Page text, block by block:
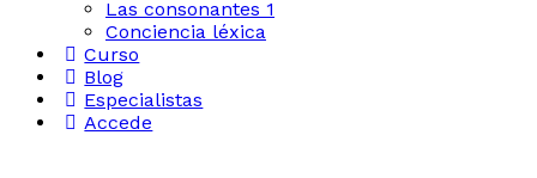
Las consonantes 1
Conciencia léxica
Curso
Blog
Especialistas
Accede